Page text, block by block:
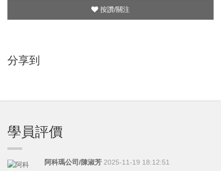
按讚/關注
分享到
學員評價
阿科瑪公司/陳淑芳 2025-11-19 18:12:51